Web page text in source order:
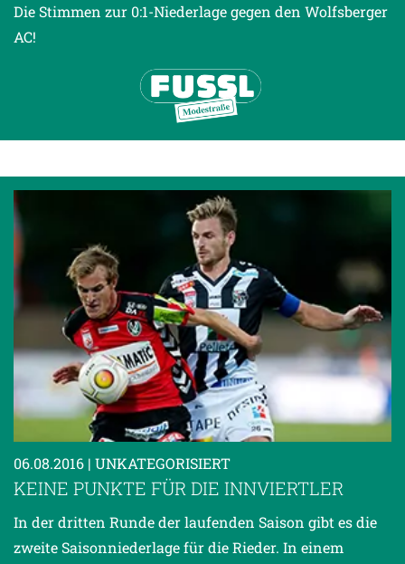
Die Stimmen zur 0:1-Niederlage gegen den Wolfsberger
AC!
06.08.2016 | UNKATEGORISIERT
KEINE PUNKTE FÜR DIE INNVIERTLER
In der dritten Runde der laufenden Saison gibt es die
zweite Saisonniederlage für die Rieder. In einem